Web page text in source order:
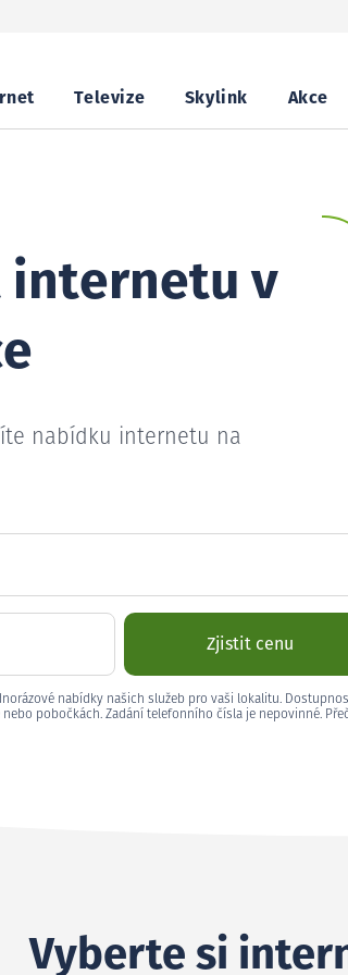
Televize Skylink Akce
internetu v
nabídku internetu na
Zjistit cenu
nabídky našich služeb pro vaši lokalitu.
pobočkách. Zadání telefonního čísla je nepovinné.
Vyberte si